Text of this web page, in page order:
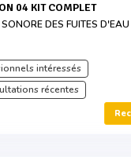
04 KIT COMPLET
DES FUITES D'EAU
intéressés
récentes